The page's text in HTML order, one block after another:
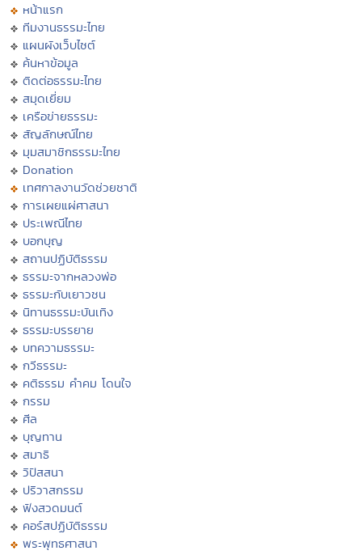
หน้าแรก
ทีมงานธรรมะไทย
แผนผังเว็บไซต์
ค้นหาข้อมูล
ติดต่อธรรมะไทย
สมุดเยี่ยม
เครือข่ายธรรมะ
สัญลักษณ์ไทย
มุมสมาชิกธรรมะไทย
Donation
เทศกาลงานวัดช่วยชาติ
การเผยแผ่ศาสนา
ประเพณีไทย
บอกบุญ
สถานปฏิบัติธรรม
ธรรมะจากหลวงพ่อ
ธรรมะกับเยาวชน
นิทานธรรมะบันเทิง
ธรรมะบรรยาย
บทความธรรมะ
กวีธรรมะ
คติธรรม คำคม โดนใจ
กรรม
ศีล
บุญทาน
สมาธิ
วิปัสสนา
ปริวาสกรรม
ฟังสวดมนต์
คอร์สปฏิบัติธรรม
พระพุทธศาสนา